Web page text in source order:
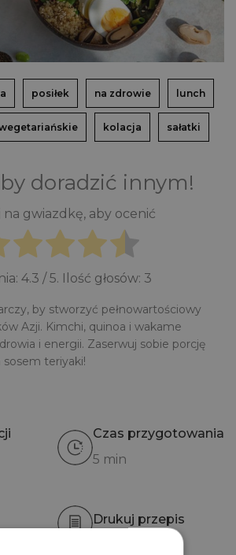
posiłek na zdrowie lunch
kolacja sałatki
doradzić innym!
na gwiazdkę, aby ocenić
4.3 / 5. Ilość głosów: 3
by stworzyć pełnowartościowy
Azji. Kimchi, quinoa i wakame
i energii. Zaserwuj sobie porcję
teriyaki!
Czas przygotowania
5 min
Drukuj przepis